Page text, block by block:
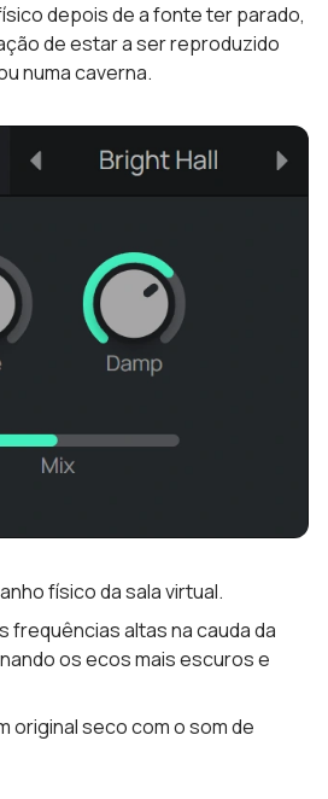
depois de a fonte ter parado,
de estar a ser reproduzido
numa caverna.
físico da sala virtual.
frequências altas na cauda da
os ecos mais escuros e
original seco com o som de